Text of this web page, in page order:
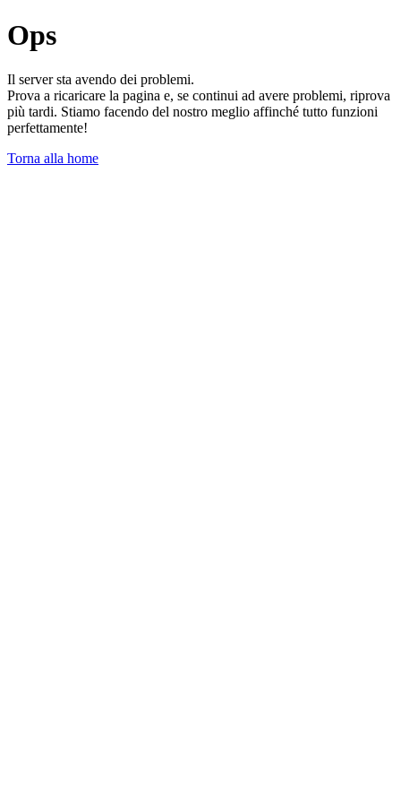
Ops
Il server sta avendo dei problemi.
Prova a ricaricare la pagina e, se continui ad avere problemi, riprova
più tardi. Stiamo facendo del nostro meglio affinché tutto funzioni
perfettamente!
Torna alla home